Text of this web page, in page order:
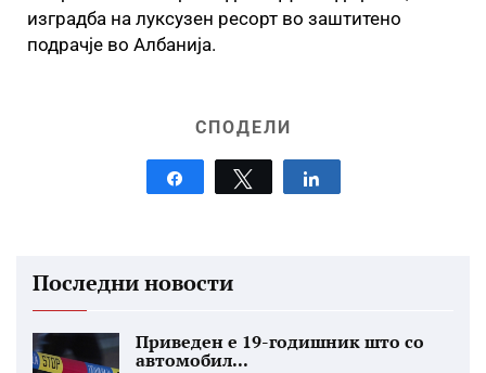
изградба на луксузен ресорт во заштитено
подрачје во Албанија.
СПОДЕЛИ
Share Tweet
Последни новости
Приведен е 19-годишник што со
автомобил...